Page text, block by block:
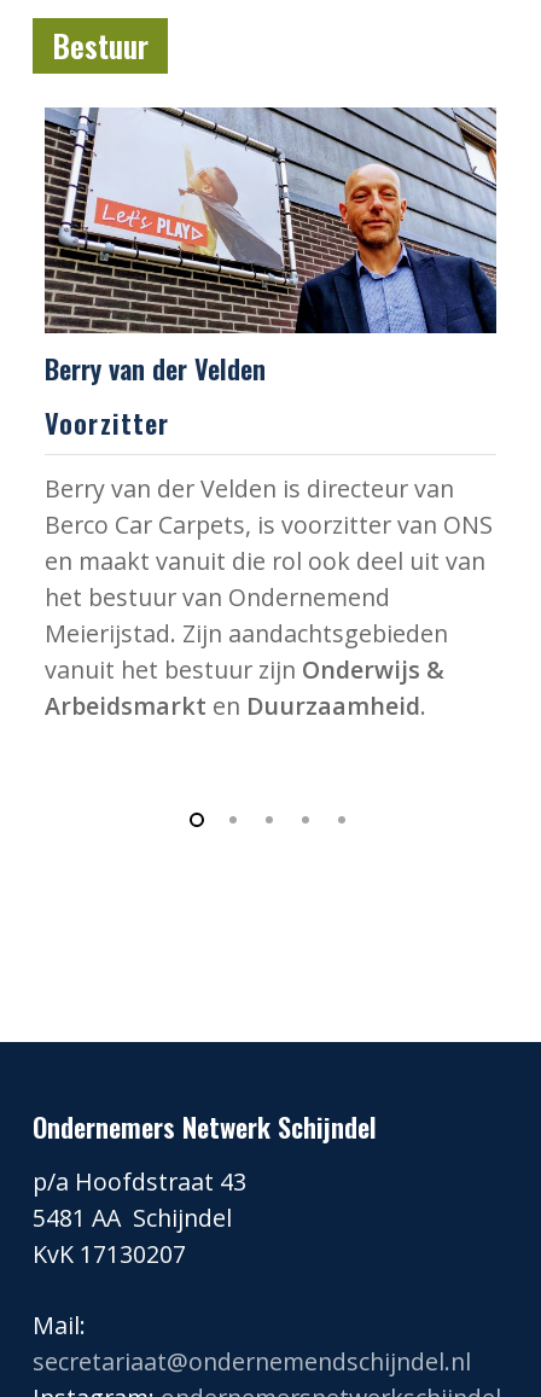
Bestuur
Berry van der Velden
Voorzitter
Berry van der Velden is directeur van
Berco Car Carpets, is voorzitter van ONS
en maakt vanuit die rol ook deel uit van
het bestuur van Ondernemend
Meierijstad. Zijn aandachtsgebieden
vanuit het bestuur zijn Onderwijs &
Arbeidsmarkt en Duurzaamheid.
Ondernemers Netwerk Schijndel
p/a Hoofdstraat 43
5481 AA Schijndel
KvK 17130207
Mail:
secretariaat@ondernemendschijndel.nl